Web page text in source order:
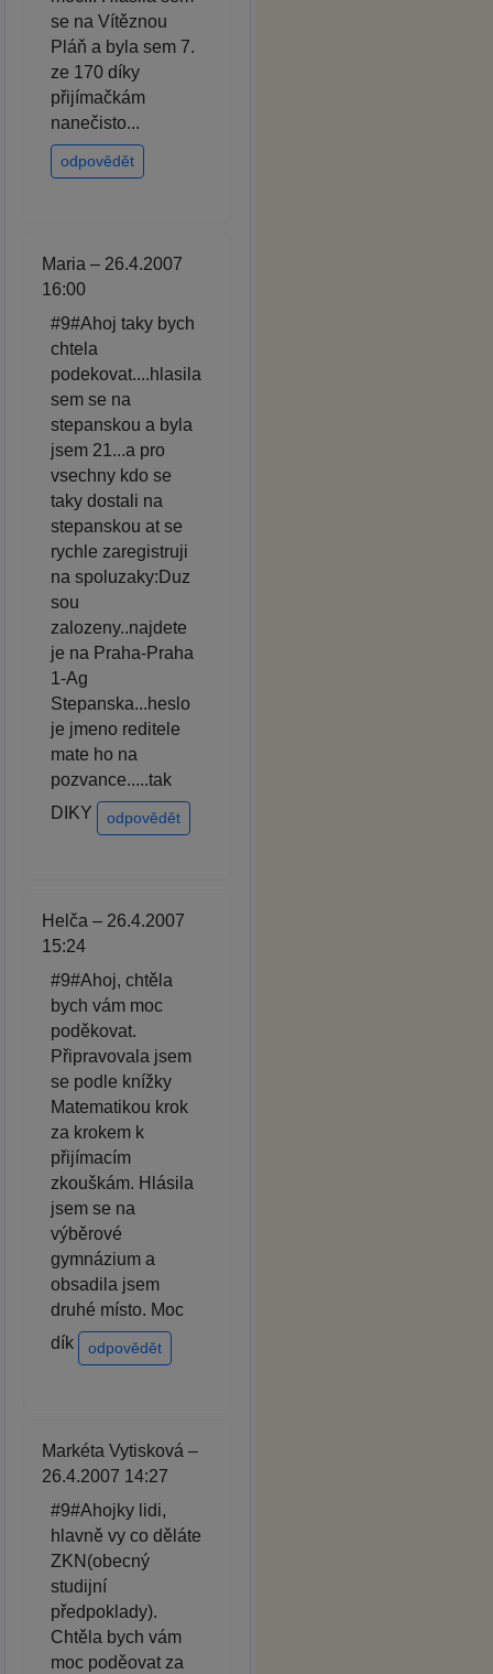
se na Vítěznou
Pláň a byla sem 7.
ze 170 díky
přijímačkám
nanečisto...
odpovědět
Maria – 26.4.2007
16:00
#9#Ahoj taky bych
chtela
podekovat....hlasila
sem se na
stepanskou a byla
jsem 21...a pro
vsechny kdo se
taky dostali na
stepanskou at se
rychle zaregistruji
na spoluzaky:Duz
sou
zalozeny..najdete
je na Praha-Praha
1-Ag
Stepanska...heslo
je jmeno reditele
mate ho na
pozvance.....tak
DIKY
odpovědět
Helča – 26.4.2007
15:24
#9#Ahoj, chtěla
bych vám moc
poděkovat.
Připravovala jsem
se podle knížky
Matematikou krok
za krokem k
přijímacím
zkouškám. Hlásila
jsem se na
výběrové
gymnázium a
obsadila jsem
druhé místo. Moc
dík
odpovědět
Markéta Vytisková –
26.4.2007 14:27
#9#Ahojky lidi,
hlavně vy co děláte
ZKN(obecný
studijní
předpoklady).
Chtěla bych vám
moc poděovat za